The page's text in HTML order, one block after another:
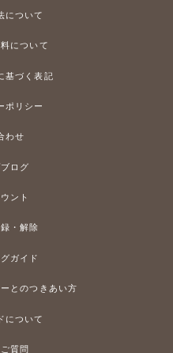
について
について
基づく表記
ポリシー
わせ
ログ
ント
・解除
ガイド
とのつきあい方
について
質問